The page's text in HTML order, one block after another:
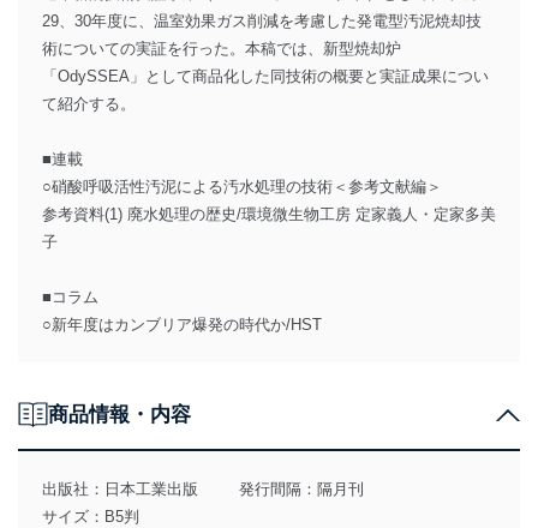
29、30年度に、温室効果ガス削減を考慮した発電型汚泥焼却技
術についての実証を行った。本稿では、新型焼却炉
「OdySSEA」として商品化した同技術の概要と実証成果につい
て紹介する。
■連載
○硝酸呼吸活性汚泥による汚水処理の技術＜参考文献編＞
参考資料(1) 廃水処理の歴史/環境微生物工房 定家義人・定家多美
子
■コラム
○新年度はカンブリア爆発の時代か/HST
商品情報・内容
出版社： 日本工業出版
発行間隔：隔月刊
サイズ：B5判